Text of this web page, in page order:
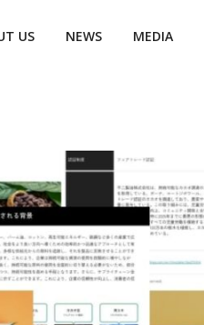
US NEWS MEDIA